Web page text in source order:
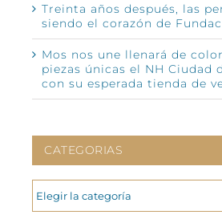
Treinta años después, las
siendo el corazón de
Mos nos une llenará de
piezas únicas el NH Ciudad
con su esperada tienda de
CATEGORIAS
CATEGORIAS